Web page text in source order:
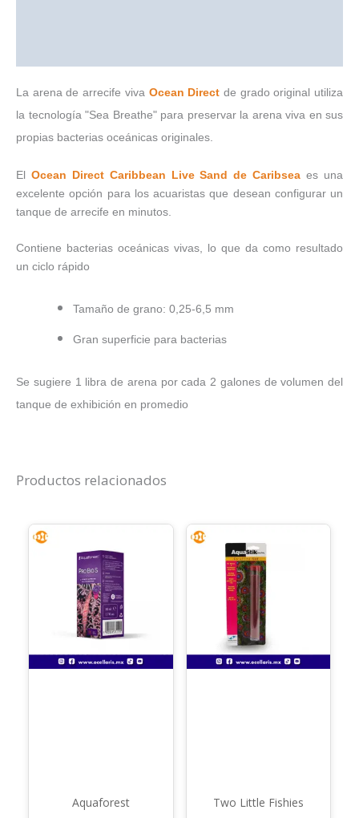
La arena de arrecife viva Ocean Direct de grado original utiliza
la tecnología "Sea Breathe" para preservar la arena viva en sus
propias bacterias oceánicas originales.
El Ocean Direct Caribbean Live Sand de Caribsea es una
excelente opción para los acuaristas que desean configurar un
tanque de arrecife en minutos.
Contiene bacterias oceánicas vivas, lo que da como resultado
un ciclo rápido
Tamaño de grano: 0,25-6,5 mm
Gran superficie para bacterias
Se sugiere 1 libra de arena por cada 2 galones de volumen del
tanque de exhibición en promedio
Productos relacionados
Aquaforest
Two Little Fishies